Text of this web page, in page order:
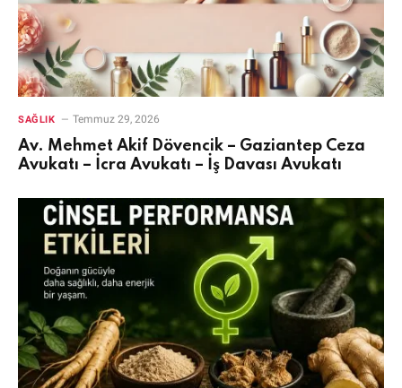
SAĞLIK Temmuz 29, 2026
Av. Mehmet Akif Dövencik – Gaziantep Ceza
Avukatı – İcra Avukatı – İş Davası Avukatı